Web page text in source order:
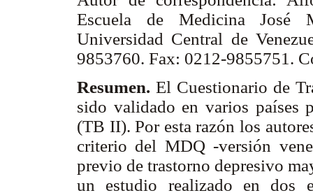
Escuela de Medicina José
Universidad Central de
9853760. Fax: 0212-9855751.
Resumen. El Cuestionario de
sido validado en varios países
(TB II). Por esta razón los
criterio del MDQ -versión
previo de trastorno depresivo
un estudio realizado en dos